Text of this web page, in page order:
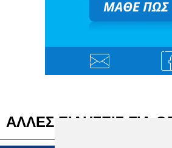
ΑΛΛΕΣ ΕΙΔΗΣΕΙΣ ΓΙΑ